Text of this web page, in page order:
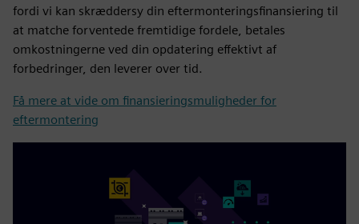
fordi vi kan skræddersy din eftermonteringsfinansiering til
at matche forventede fremtidige fordele, betales
omkostningerne ved din opdatering effektivt af
forbedringer, den leverer over tid.
Få mere at vide om finansieringsmuligheder for
eftermontering